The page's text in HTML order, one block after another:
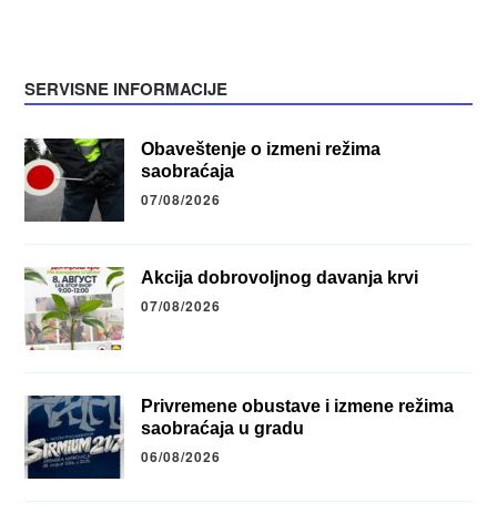
SERVISNE INFORMACIJE
Obaveštenje o izmeni režima
saobraćaja
07/08/2026
Akcija dobrovoljnog davanja krvi
07/08/2026
Privremene obustave i izmene režima
saobraćaja u gradu
06/08/2026